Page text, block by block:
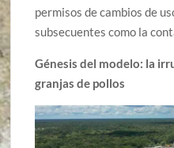
permisos de cambios de
subsecuentes como la
Génesis del modelo: la
granjas de pollos